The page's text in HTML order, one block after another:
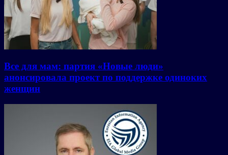
Все для мам: партия «Новые люди»
анонсировала проект по поддержке одиноких
женщин